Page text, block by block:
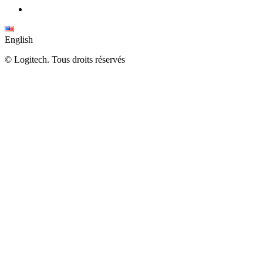
English
© Logitech. Tous droits réservés